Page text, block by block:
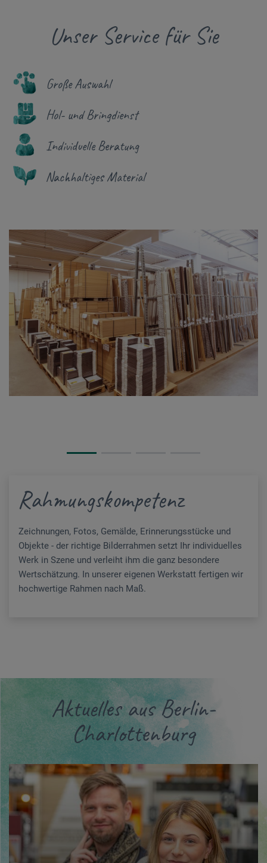
Unser Service für Sie
Große Auswahl
Hol- und Bringdienst
Individuelle Beratung
Nachhaltiges Material
Rahmungskompetenz
Zeichnungen, Fotos, Gemälde, Erinnerungsstücke und
Objekte - der richtige Bilderrahmen setzt Ihr individuelles
Werk in Szene und verleiht ihm die ganz besondere
Wertschätzung. In unserer eigenen Werkstatt fertigen wir
hochwertige Rahmen nach Maß.
Aktuelles aus Berlin-
Charlottenburg